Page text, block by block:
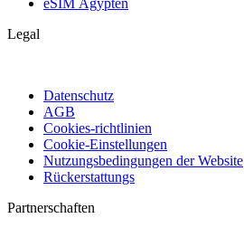
eSIM Ägypten
Legal
Datenschutz
AGB
Cookies-richtlinien
Cookie-Einstellungen
Nutzungsbedingungen der Website
Rückerstattungs
Partnerschaften